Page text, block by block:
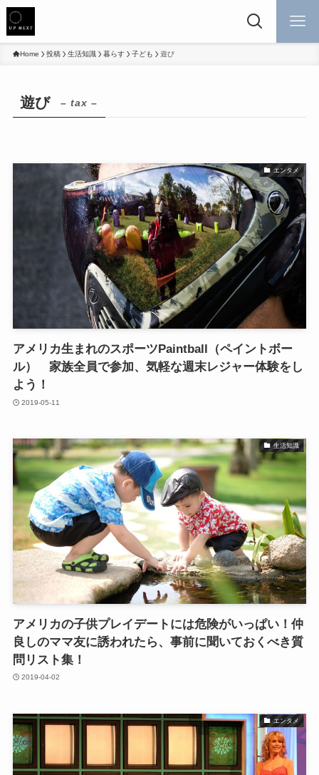
Home 投稿 生活知識 暮らす 子ども 遊び
遊び – tax –
エンタメ
アメリカ生まれのスポーツPaintball（ペイントボー
ル） 家族全員で参加、気軽な週末レジャー体験をし
よう！
2019-05-11
生活知識
アメリカの子供プレイデートには危険がいっぱい！仲
良しのママ友に誘われたら、事前に聞いておくべき質
問リスト集！
2019-04-02
エンタメ